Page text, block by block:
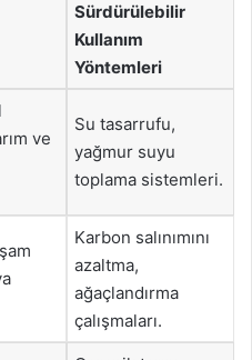
Sürdürülebilir
Kullanım
Yöntemleri
ve
Su tasarrufu,
yağmur suyu
toplama sistemleri.
Karbon salınımını
azaltma,
ağaçlandırma
çalışmaları.